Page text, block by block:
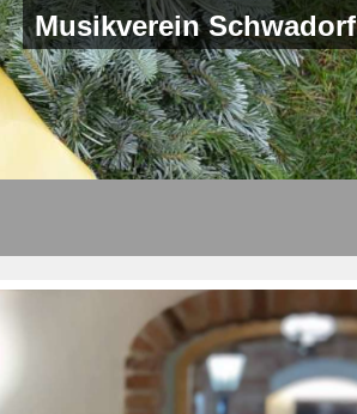
Musikverein Schwadorf